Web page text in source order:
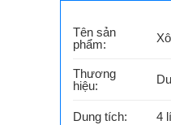
Tên sản
phẩm:
Thương
hiệu:
Dung tích: 4